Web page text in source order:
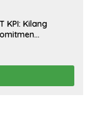
KPI: Kilang